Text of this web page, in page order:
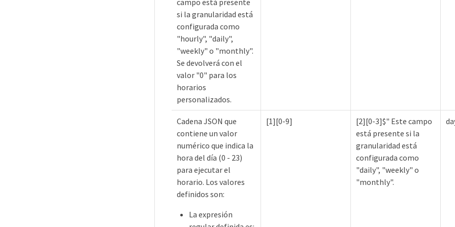
campo está presente
si la granularidad está
configurada como
"hourly", "daily",
"weekly" o "monthly".
Se devolverá con el
valor "0" para los
horarios
personalizados.
Cadena JSON que
contiene un valor
numérico que indica la
hora del día (0 - 23)
para ejecutar el
horario. Los valores
definidos son:
La expresión
[1][0-9]
[2][0-3]$" Este campo
está presente si la
granularidad está
configurada como
"daily", "weekly" o
"monthly".